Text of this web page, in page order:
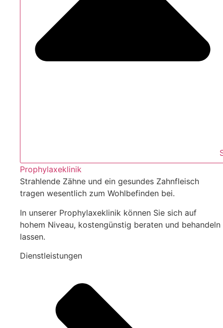
Prophylaxeklinik
Strahlende Zähne und ein gesundes Zahnfleisch
tragen wesentlich zum Wohlbefinden bei.
In unserer Prophylaxeklinik können Sie sich auf
hohem Niveau, kostengünstig beraten und behandeln
lassen.
Dienstleistungen